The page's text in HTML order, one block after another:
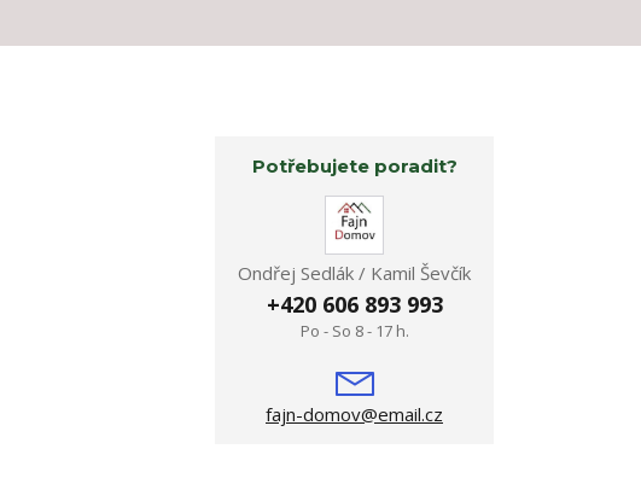
Potřebujete poradit?
Ondřej Sedlák / Kamil Ševčík
+420 606 893 993
Po - So 8 - 17 h.
fajn-domov@email.cz